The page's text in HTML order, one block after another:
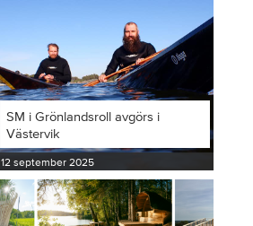
SM i Grönlandsroll avgörs i
Västervik
12 september 2025